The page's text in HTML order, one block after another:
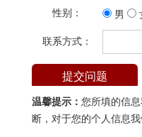
性别： 男
联系方式：
温馨提示： 您所填的信
断，对于您的个人信息